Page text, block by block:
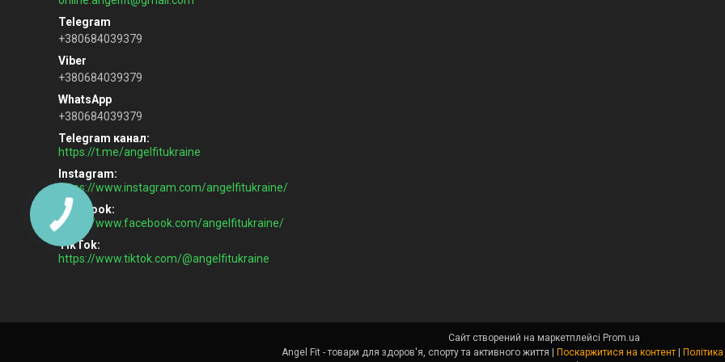
+380684039379
+380684039379
+380684039379
Telegram канал
https://t.me/angelfitukraine
Instagram
https://www.instagram.com/angelfitukraine/
Facebook
https://www.facebook.com/angelfitukraine/
TikTok
https://www.tiktok.com/@angelfitukraine
Сайт створений на маркетплейсі Prom.ua
Angel Fit - товари для здоров'я, спорту та активного життя | Поскаржитися на контент |